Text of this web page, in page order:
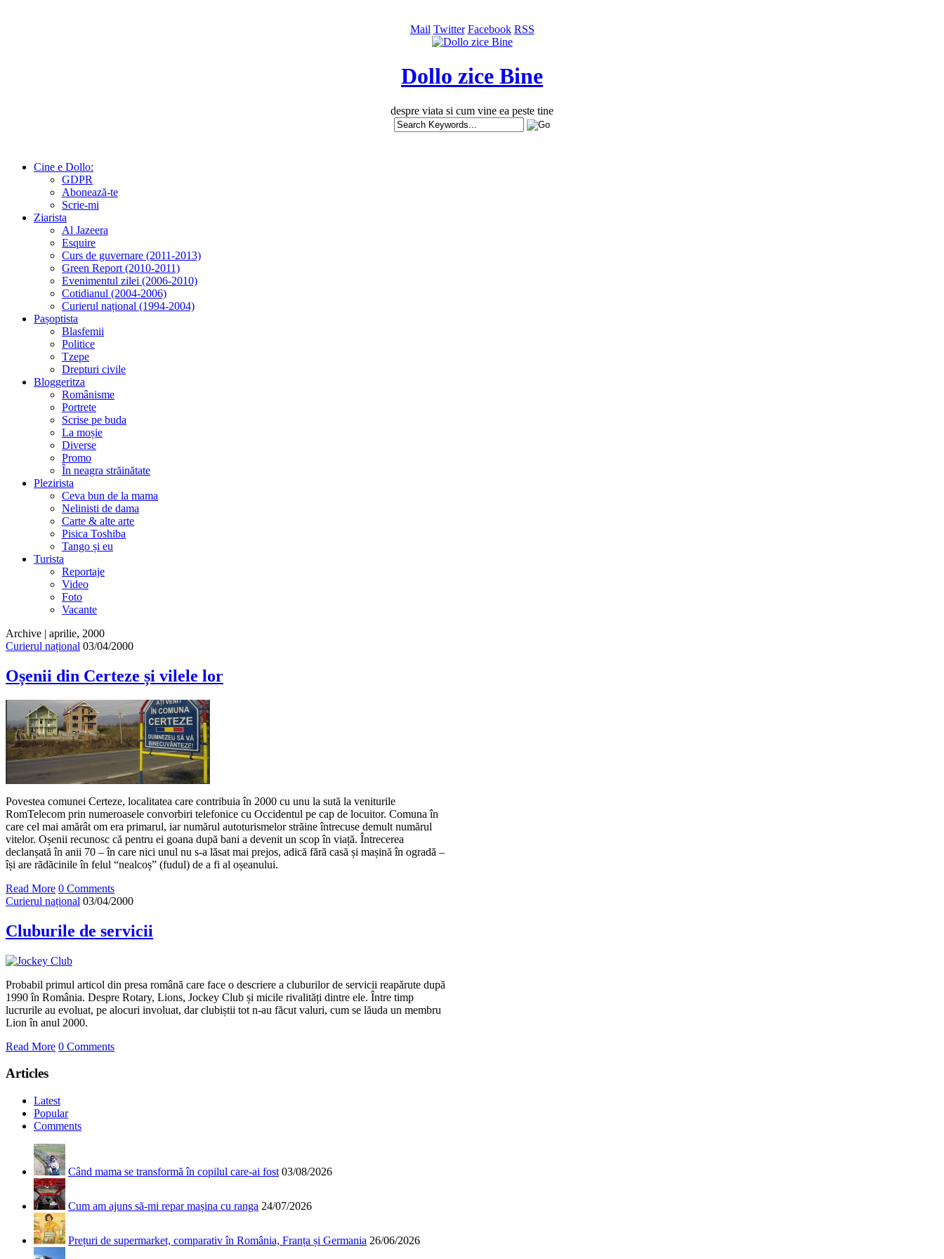
Mail Twitter Facebook RSS
Dollo zice Bine
despre viata si cum vine ea peste tine
Cine e Dollo:
GDPR
Abonează-te
Scrie-mi
Ziarista
Al Jazeera
Esquire
Curs de guvernare (2011-2013)
Green Report (2010-2011)
Evenimentul zilei (2006-2010)
Cotidianul (2004-2006)
Curierul național (1994-2004)
Pașoptista
Blasfemii
Politice
Tzepe
Drepturi civile
Bloggeritza
Românisme
Portrete
Scrise pe buda
La moșie
Diverse
Promo
În neagra străinătate
Plezirista
Ceva bun de la mama
Nelinisti de dama
Carte & alte arte
Pisica Toshiba
Tango și eu
Turista
Reportaje
Video
Foto
Vacante
Archive | aprilie, 2000
Curierul național 03/04/2000
Oșenii din Certeze și vilele lor
Povestea comunei Certeze, localitatea care contribuia în 2000 cu unu la sută la veniturile
RomTelecom prin numeroasele convorbiri telefonice cu Occidentul pe cap de locuitor. Comuna în
care cel mai amărât om era primarul, iar numărul autoturismelor străine întrecuse demult numărul
vitelor. Oșenii recunosc că pentru ei goana după bani a devenit un scop în viață. Întrecerea
declanșată în anii 70 – în care nici unul nu s-a lăsat mai prejos, adică fără casă și mașină în ogradă –
își are rădăcinile în felul “nealcoș” (fudul) de a fi al oșeanului.
Read More 0 Comments
Curierul național 03/04/2000
Cluburile de servicii
Probabil primul articol din presa română care face o descriere a cluburilor de servicii reapărute după
1990 în România. Despre Rotary, Lions, Jockey Club și micile rivalități dintre ele. Între timp
lucrurile au evoluat, pe alocuri involuat, dar clubiștii tot n-au făcut valuri, cum se lăuda un membru
Lion în anul 2000.
Read More 0 Comments
Articles
Latest
Popular
Comments
Când mama se transformă în copilul care-ai fost 03/08/2026
Cum am ajuns să-mi repar mașina cu ranga 24/07/2026
Prețuri de supermarket, comparativ în România, Franța și Germania 26/06/2026